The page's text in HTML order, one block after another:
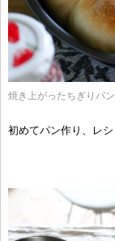
焼き上がったちぎりパン
初めてパン作り、レ